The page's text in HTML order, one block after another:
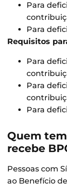
Para
Para
Requisitos
Para
Para
Para
Quem
recebe
Pessoas com
ao Benefício